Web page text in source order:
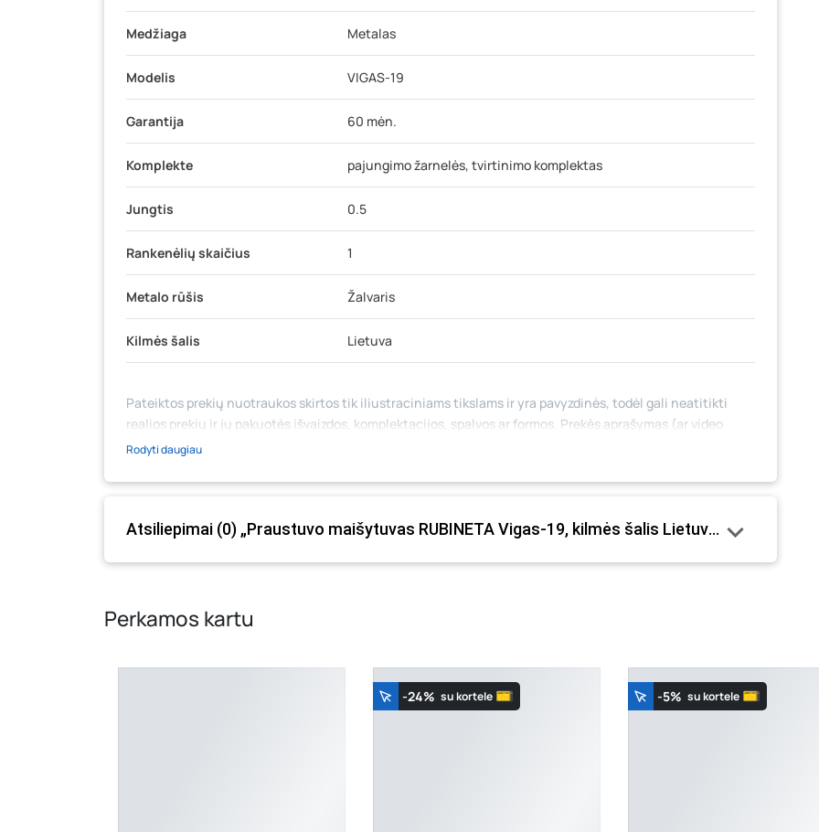
Medžiaga Metalas
Modelis VIGAS-19
Garantija 60 mėn.
Komplekte pajungimo žarnelės, tvirtinimo komplektas
Jungtis 0.5
Rankenėlių skaičius 1
Metalo rūšis Žalvaris
Kilmės šalis Lietuva
Pateiktos prekių nuotraukos skirtos tik iliustraciniams tikslams ir yra pavyzdinės, todėl gali neatitikti
realios prekių ir jų pakuotės išvaizdos, komplektacijos, spalvos ar formos. Prekės aprašymas (ar video
medžiaga su aprašymu) yra bendrinio pobūdžio, jame nebūtinai paminėtos visos prekės savybės. Prekių
prašome vadovautis ta kaina, kuri galioja pirkimo metu.
Rodyti daugiau
Atsiliepimai (0) „Praustuvo maišytuvas RUBINETA Vigas-19, kilmės šalis Lietuva“
Perkamos kartu
-24% su kortele -5% su kortele